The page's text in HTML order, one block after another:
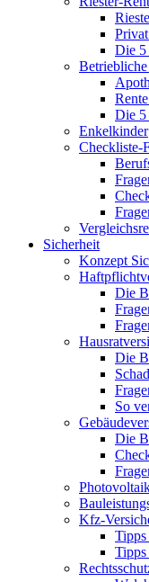
Die 5
Die 5
Enkelkinder
Checkliste-
Sicherheit
Konzept
Die
Die
So
Die
Kfz-